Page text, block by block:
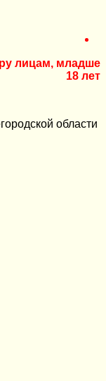
лицам, младше
18 лет
области